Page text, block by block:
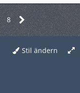
8
Stil ändern